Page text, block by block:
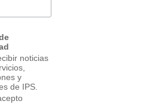
noticias
y
de IPS.